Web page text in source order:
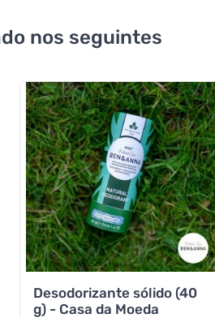
nos seguintes
Desodorizante sólido (40
g) - Casa da Moeda